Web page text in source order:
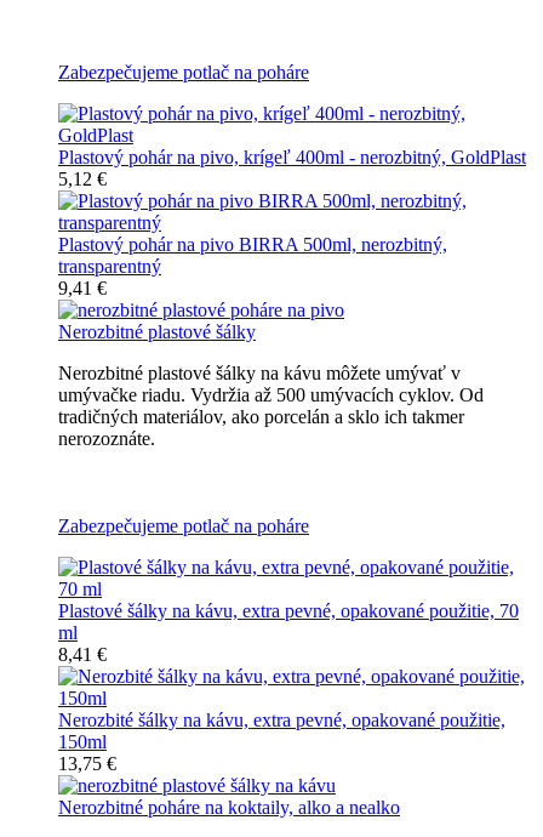
Zabezpečujeme potlač na poháre
Plastový pohár na pivo, krígeľ 400ml - nerozbitný, GoldPlast
5,12 €
Plastový pohár na pivo BIRRA 500ml, nerozbitný,
transparentný
9,41 €
Nerozbitné plastové šálky
Nerozbitné plastové šálky na kávu môžete umývať v
umývačke riadu. Vydržia až 500 umývacích cyklov. Od
tradičných materiálov, ako porcelán a sklo ich takmer
nerozoznáte.
Zabezpečujeme potlač na poháre
Plastové šálky na kávu, extra pevné, opakované použitie, 70
ml
8,41 €
Nerozbité šálky na kávu, extra pevné, opakované použitie,
150ml
13,75 €
Nerozbitné poháre na koktaily, alko a nealko